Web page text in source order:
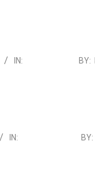
IN:
2023-
BY:
IN:
2023-
BY: